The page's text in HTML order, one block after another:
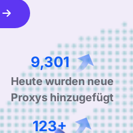
14,056
Heute wurden neue
Proxys hinzugefügt
190+